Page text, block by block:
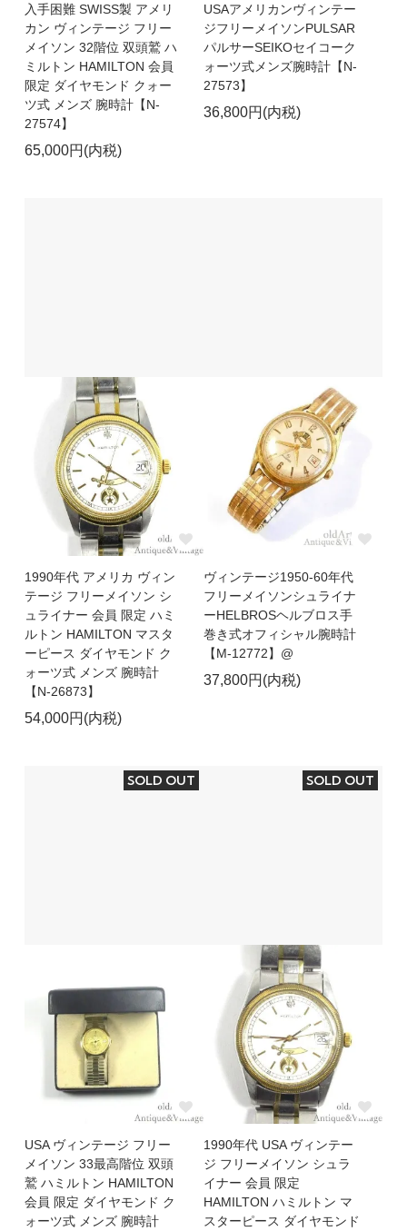
入手困難 SWISS製 アメリ
カン ヴィンテージ フリー
メイソン 32階位 双頭鷲 ハ
ミルトン HAMILTON 会員
限定 ダイヤモンド クォー
ツ式 メンズ 腕時計【N-
27574】
65,000円(内税)
USAアメリカンヴィンテー
ジフリーメイソンPULSAR
パルサーSEIKOセイコーク
ォーツ式メンズ腕時計【N-
27573】
36,800円(内税)
1990年代 アメリカ ヴィン
テージ フリーメイソン シ
ュライナー 会員 限定 ハミ
ルトン HAMILTON マスタ
ーピース ダイヤモンド ク
ォーツ式 メンズ 腕時計
【N-26873】
54,000円(内税)
ヴィンテージ1950-60年代
フリーメイソンシュライナ
ーHELBROSヘルブロス手
巻き式オフィシャル腕時計
【M-12772】@
37,800円(内税)
SOLD OUT
USA ヴィンテージ フリー
メイソン 33最高階位 双頭
鷲 ハミルトン HAMILTON
会員 限定 ダイヤモンド ク
ォーツ式 メンズ 腕時計
SOLD OUT
1990年代 USA ヴィンテー
ジ フリーメイソン シュラ
イナー 会員 限定
HAMILTON ハミルトン マ
スターピース ダイヤモンド